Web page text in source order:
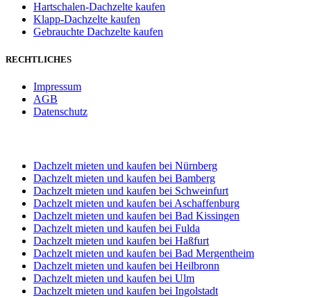
Hartschalen-Dachzelte kaufen
Klapp-Dachzelte kaufen
Gebrauchte Dachzelte kaufen
RECHTLICHES
Impressum
AGB
Datenschutz
Dachzelt mieten und kaufen bei Nürnberg
Dachzelt mieten und kaufen bei Bamberg
Dachzelt mieten und kaufen bei Schweinfurt
Dachzelt mieten und kaufen bei Aschaffenburg
Dachzelt mieten und kaufen bei Bad Kissingen
Dachzelt mieten und kaufen bei Fulda
Dachzelt mieten und kaufen bei Haßfurt
Dachzelt mieten und kaufen bei Bad Mergentheim
Dachzelt mieten und kaufen bei Heilbronn
Dachzelt mieten und kaufen bei Ulm
Dachzelt mieten und kaufen bei Ingolstadt